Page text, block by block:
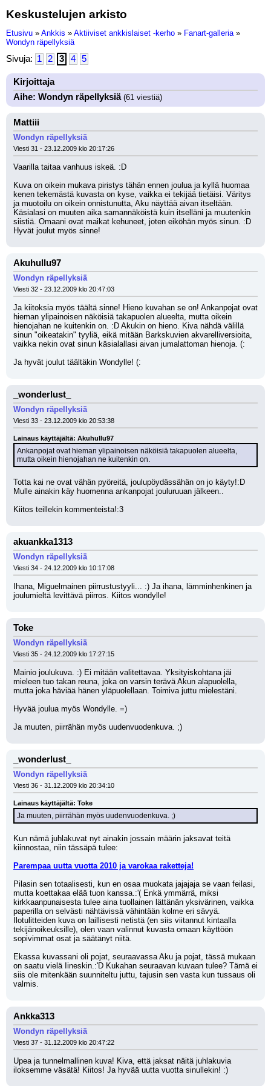
Keskustelujen arkisto
Etusivu » Ankkis » Aktiiviset ankkislaiset -kerho » Fanart-galleria »
Wondyn räpellyksiä
Sivuja: 1 2 3 4 5
Kirjoittaja
Aihe: Wondyn räpellyksiä(61 viestiä)
Mattiii
Wondyn räpellyksiä
Viesti 31 - 23.12.2009 klo 20:17:26
Vaarilla taitaa vanhuus iskeä. :D
Kuva on oikein mukava piristys tähän ennen joulua ja kyllä huomaa
kenen tekemästä kuvasta on kyse, vaikka ei tekijää tietäisi. Väritys
ja muotoilu on oikein onnistunutta, Aku näyttää aivan itseltään.
Käsialasi on muuten aika samannäköistä kuin itselläni ja muutenkin
siistiä. Omaani ovat maikat kehuneet, joten eiköhän myös sinun. :D
Hyvät joulut myös sinne!
Akuhullu97
Wondyn räpellyksiä
Viesti 32 - 23.12.2009 klo 20:47:03
Ja kiitoksia myös täältä sinne! Hieno kuvahan se on! Ankanpojat ovat
hieman ylipainoisen näköisiä takapuolen alueelta, mutta oikein
hienojahan ne kuitenkin on. :D Akukin on hieno. Kiva nähdä välillä
sinun "oikeatakin" tyyliä, eikä mitään Barkskuvien akvarelliversioita,
vaikka nekin ovat sinun käsialallasi aivan jumalattoman hienoja. (:
Ja hyvät joulut täältäkin Wondylle! (:
_wonderlust_
Wondyn räpellyksiä
Viesti 33 - 23.12.2009 klo 20:53:38
Lainaus käyttäjältä: Akuhullu97
Ankanpojat ovat hieman ylipainoisen näköisiä takapuolen alueelta,
mutta oikein hienojahan ne kuitenkin on.
Totta kai ne ovat vähän pyöreitä, joulupöydässähän on jo käyty!:D
Mulle ainakin käy huomenna ankanpojat jouluruuan jälkeen..
Kiitos teillekin kommenteista!:3
akuankka1313
Wondyn räpellyksiä
Viesti 34 - 24.12.2009 klo 10:17:08
Ihana, Miguelmainen piirrustustyyli... :) Ja ihana, lämminhenkinen ja
joulumieltä levittävä piirros. Kiitos wondylle!
Toke
Wondyn räpellyksiä
Viesti 35 - 24.12.2009 klo 17:27:15
Mainio joulukuva. :) Ei mitään valitettavaa. Yksityiskohtana jäi
mieleen tuo takan reuna, joka on varsin terävä Akun alapuolella,
mutta joka häviää hänen yläpuolellaan. Toimiva juttu mielestäni.
Hyvää joulua myös Wondylle. =)
Ja muuten, piirrähän myös uudenvuodenkuva. ;)
_wonderlust_
Wondyn räpellyksiä
Viesti 36 - 31.12.2009 klo 20:34:10
Lainaus käyttäjältä: Toke
Ja muuten, piirrähän myös uudenvuodenkuva. ;)
Kun nämä juhlakuvat nyt ainakin jossain määrin jaksavat teitä
kiinnostaa, niin tässäpä tulee:
Parempaa uutta vuotta 2010 ja varokaa raketteja!
Pilasin sen totaalisesti, kun en osaa muokata jajajaja se vaan feilasi,
mutta koettakaa elää tuon kanssa.:'( Enkä ymmärrä, miksi
kirkkaanpunaisesta tulee aina tuollainen lättänän yksivärinen, vaikka
paperilla on selvästi nähtävissä vähintään kolme eri sävyä.
Ilotulitteiden kuva on laillisesti netistä (en siis viitannut kintaalla
tekijänoikeuksille), olen vaan valinnut kuvasta omaan käyttöön
sopivimmat osat ja säätänyt niitä.
Ekassa kuvassani oli pojat, seuraavassa Aku ja pojat, tässä mukaan
on saatu vielä Iineskin.:'D Kukahan seuraavan kuvaan tulee? Tämä ei
siis ole mitenkään suunniteltu juttu, tajusin sen vasta kun tussaus oli
valmis.
Ankka313
Wondyn räpellyksiä
Viesti 37 - 31.12.2009 klo 20:47:22
Upea ja tunnelmallinen kuva! Kiva, että jaksat näitä juhlakuvia
iloksemme väsätä! Kiitos! Ja hyvää uutta vuotta sinullekin! :)